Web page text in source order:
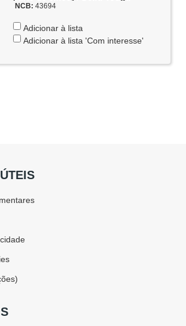
NCB: 43694
Adicionar à lista
Adicionar à lista 'Com interesse'